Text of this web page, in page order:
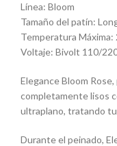
Línea: Bloom
Tamaño del patín:
Temperatura Máxima:
Voltaje: Bivolt 110/
Elegance Bloom
completamente lisos
ultraplano, tratando tu
Durante el peinado,